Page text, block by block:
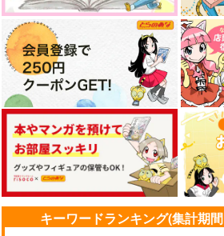
キーワードランキング(集計期